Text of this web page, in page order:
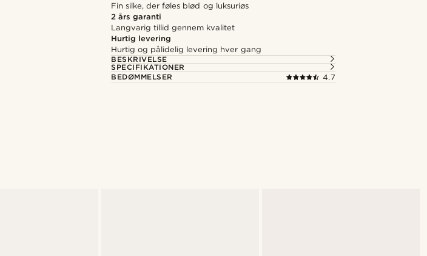
Fin silke, der føles blød og luksuriøs
2 års garanti
Langvarig tillid gennem kvalitet
Hurtig levering
Hurtig og pålidelig levering hver gang
BESKRIVELSE
SPECIFIKATIONER
BEDØMMELSER
4.7